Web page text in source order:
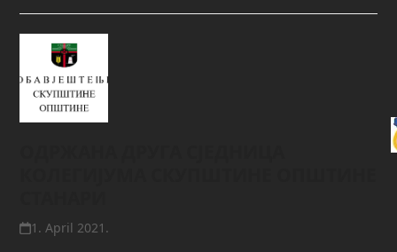
1. April 2021.